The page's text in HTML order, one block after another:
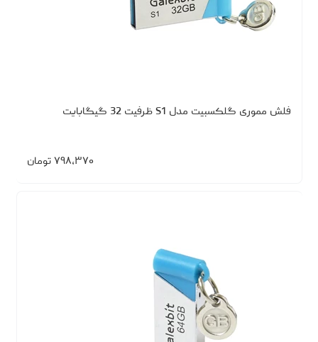
فلش مموری گلکسبیت مدل S1 ظرفیت 32 گیگابایت
۷۹۸،۳۷۰ تومان